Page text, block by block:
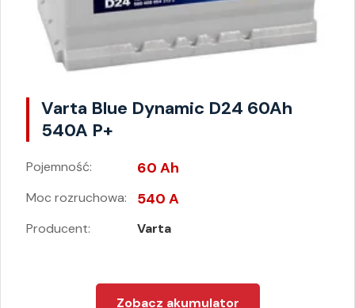
Varta Blue Dynamic D24 60Ah
540A P+
Pojemność: 60 Ah
Moc rozruchowa: 540 A
Producent: Varta
Zobacz akumulator